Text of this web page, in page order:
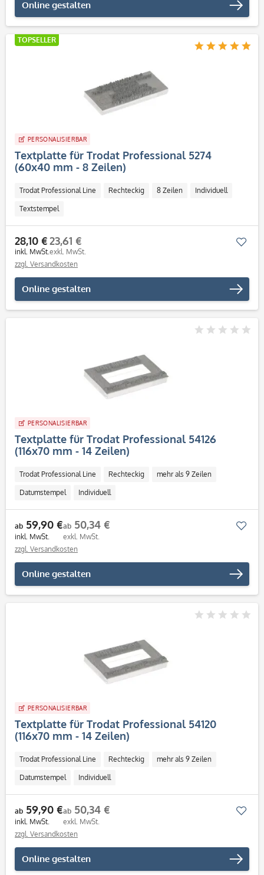
Online gestalten
TOPSELLER
PERSONALISIERBAR
Textplatte für Trodat Professional 5274
(60x40 mm - 8 Zeilen)
Trodat Professional Line Rechteckig 8 Zeilen Individuell
Textstempel
28,10 €
inkl. MwSt.
23,61 €
exkl. MwSt.
zzgl. Versandkosten
Online gestalten
PERSONALISIERBAR
Textplatte für Trodat Professional 54126
(116x70 mm - 14 Zeilen)
Trodat Professional Line Rechteckig mehr als 9 Zeilen
Datumstempel Individuell
ab 59,90 €
inkl. MwSt.
ab 50,34 €
exkl. MwSt.
zzgl. Versandkosten
Online gestalten
PERSONALISIERBAR
Textplatte für Trodat Professional 54120
(116x70 mm - 14 Zeilen)
Trodat Professional Line Rechteckig mehr als 9 Zeilen
Datumstempel Individuell
ab 59,90 €
inkl. MwSt.
ab 50,34 €
exkl. MwSt.
zzgl. Versandkosten
Online gestalten